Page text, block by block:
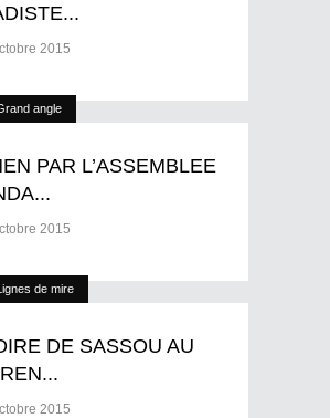
2015
angle
PAR L’ASSEMBLEE
2015
de mire
DE SASSOU AU
2015